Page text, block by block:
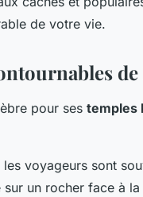
de votre vie.
de
pour ses temples
voyageurs sont
un rocher face à